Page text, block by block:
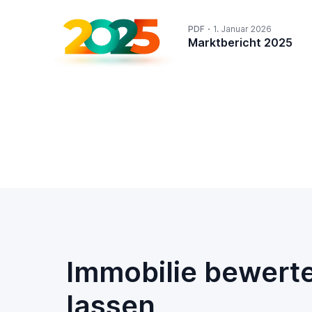
PDF 1. Januar 2026
Marktbericht 2025
Immobilie